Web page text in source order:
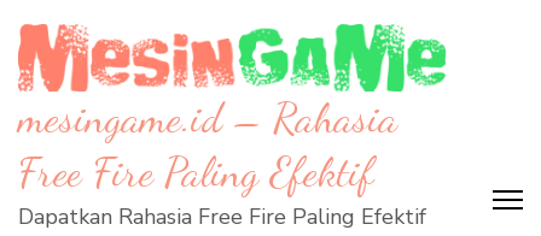
to
content
(Press
Enter)
mesingame.id – Rahasia
Free Fire Paling Efektif
Dapatkan Rahasia Free Fire Paling Efektif